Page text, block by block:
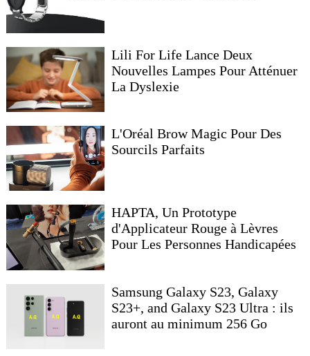
Lili For Life Lance Deux
Nouvelles Lampes Pour Atténuer
La Dyslexie
L'Oréal Brow Magic Pour Des
Sourcils Parfaits
HAPTA, Un Prototype
d'Applicateur Rouge à Lèvres
Pour Les Personnes Handicapées
Samsung Galaxy S23, Galaxy
S23+, and Galaxy S23 Ultra : ils
auront au minimum 256 Go